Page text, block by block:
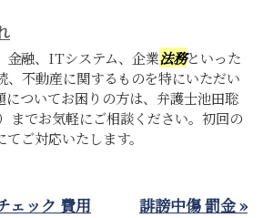
金融、ITシステム、企業法務といった
、不動産に関するものを特にいただい
についてお困りの方は、弁護士池田聡
までお気軽にご相談ください。初回の
ご対応いたします。
ェック 費用
誹謗中傷 罰金 »